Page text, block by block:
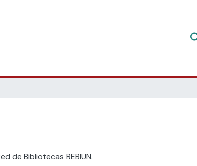
de Bibliotecas REBIUN.